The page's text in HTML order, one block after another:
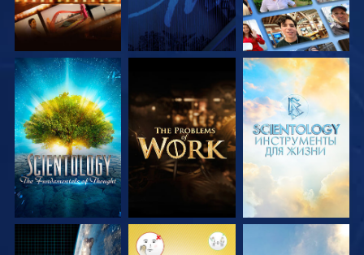
СМОТРЕТЬ
ПЕРЕДАЧИ
СМОТРЕТЬ
ПЕРЕДАЧИ
СМОТРЕТЬ
ПЕРЕДАЧИ